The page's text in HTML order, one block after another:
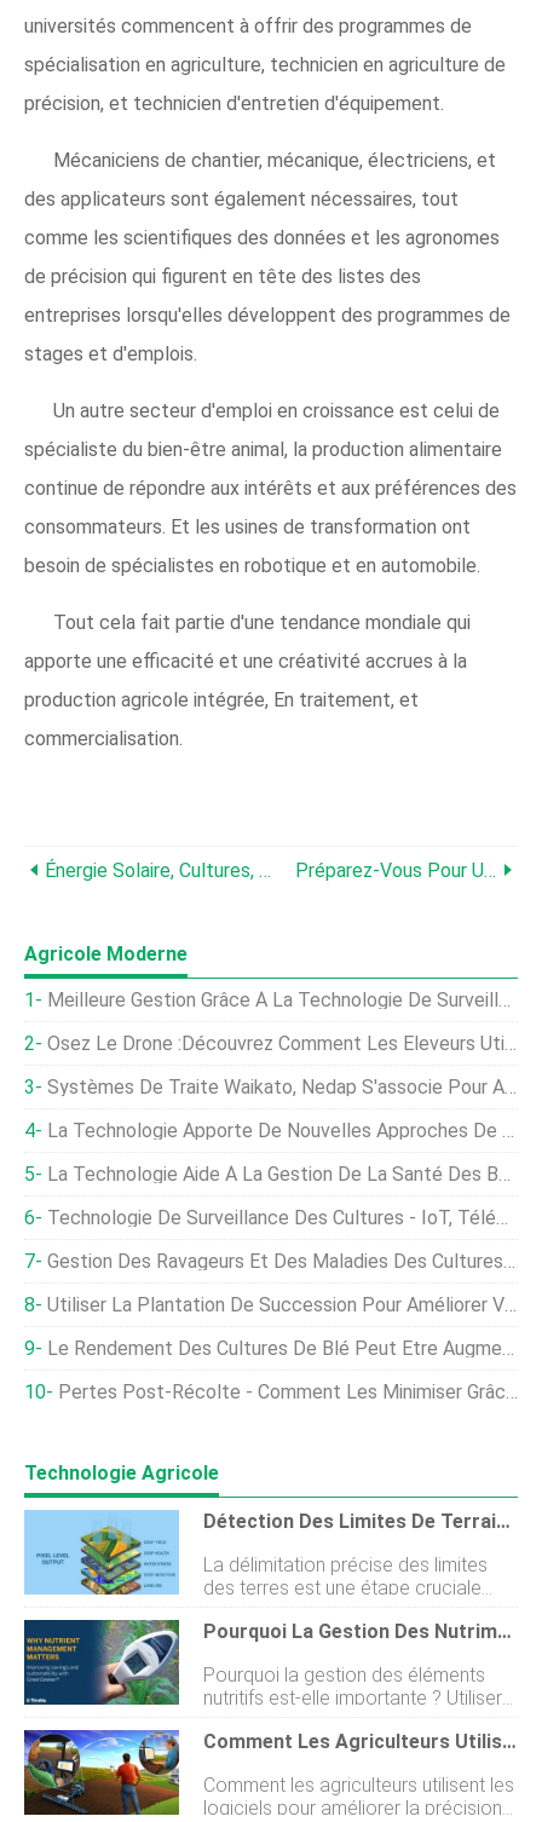
universités commencent à offrir des programmes de
spécialisation en agriculture, technicien en agriculture de
précision, et technicien d'entretien d'équipement.
Mécaniciens de chantier, mécanique, électriciens, et
des applicateurs sont également nécessaires, tout
comme les scientifiques des données et les agronomes
de précision qui figurent en tête des listes des
entreprises lorsqu'elles développent des programmes de
stages et d'emplois.
Un autre secteur d'emploi en croissance est celui de
spécialiste du bien-être animal, la production alimentaire
continue de répondre aux intérêts et aux préférences des
consommateurs. Et les usines de transformation ont
besoin de spécialistes en robotique et en automobile.
Tout cela fait partie d'une tendance mondiale qui
apporte une efficacité et une créativité accrues à la
production agricole intégrée, En traitement, et
commercialisation.
Énergie Solaire, Cultures, Et Les Bovins Travaillent Ensemble Préparez-Vous Pour Une Tarification Basée Sur Les Résultats
Agricole Moderne
Meilleure Gestion Grâce À La Technologie De Surveillance Des Grains
Osez Le Drone :découvrez Comment Les Éleveurs Utilisent Cette Nouvelle Technologie
Systèmes De Traite Waikato, Nedap S'associe Pour Améliorer La Gestion Des Produits Laitiers
La Technologie Apporte De Nouvelles Approches De Gestion À L'industrie Bovine
La Technologie Aide À La Gestion De La Santé Des Bovins
Technologie De Surveillance Des Cultures - IoT, Télédétection
Gestion Des Ravageurs Et Des Maladies Des Cultures - Un Guide Complet
Utiliser La Plantation De Succession Pour Améliorer Vos Résultats De Jardinage Végétarien
Le Rendement Des Cultures De Blé Peut Être Augmenté Jusqu'à 20 % Grâce À Une Nouvelle Technologie Chimique
Pertes Post-Récolte - Comment Les Minimiser Grâce À La Technologie
Technologie Agricole
Détection Des Limites De Terrain Pour Les Petites Exploitations À L'aide De L'apprentissage Automatique
La délimitation précise des limites
des terres est une étape cruciale
dans lidentification de lutilisation des
terres et la planification de leur
cultivées, cette délimitation permet
aux agriculteurs et aux entreprises
agroalimentaires de mieux estimer la
superficie des terres pour une
utilisation efficace des intrants
agricoles, tels que les semences, les
Pourquoi La Gestion Des Nutriments Est-Elle Importante ? Utilisation Du Capteur De Culture Portable GreenSeeker Pour Améliorer Les Économies Et La Durabilité
Pourquoi la gestion des éléments
nutritifs est-elle importante ? Utiliser
le capteur de culture portable
GreenSeeker pour améliorer les
du succès dune culture est
fondamentalement simple
Comment Les Agriculteurs Utilisent Un Logiciel Pour Améliorer La Précision Des Relevés De Terrain
Comment les agriculteurs utilisent les
logiciels pour améliorer la précision